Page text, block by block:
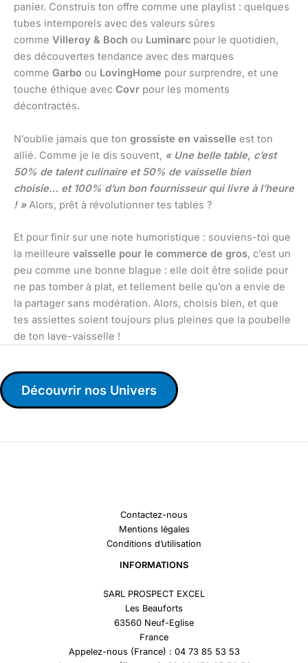
panier. Construis ton offre comme une playlist : quelques
tubes intemporels avec des valeurs sûres
comme Villeroy & Boch ou Luminarc pour le quotidien,
des découvertes tendance avec des marques
comme Garbo ou LovingHome pour surprendre, et une
touche éthique avec Covr pour les moments
décontractés.
N’oublie jamais que ton grossiste en vaisselle est ton
allié. Comme je le dis souvent, « Une belle table, c’est
50% de talent culinaire et 50% de vaisselle bien
choisie… et 100% d’un bon fournisseur qui livre à l’heure
! »Alors, prêt à révolutionner tes tables ?
Et pour finir sur une note humoristique : souviens-toi que
la meilleure vaisselle pour le commerce de gros, c’est un
peu comme une bonne blague : elle doit être solide pour
ne pas tomber à plat, et tellement belle qu’on a envie de
la partager sans modération. Alors, choisis bien, et que
tes assiettes soient toujours plus pleines que la poubelle
de ton lave-vaisselle !
Découvrir nos Univers
Contactez-nous
Mentions légales
Conditions d’utilisation
INFORMATIONS
SARL PROSPECT EXCEL
Les Beauforts
63560 Neuf-Eglise
France
Appelez-nous (France) : 04 73 85 53 53